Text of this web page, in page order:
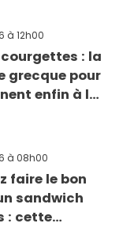
à 12h00
: la
grecque pour
enfin à la
à 08h00
faire le bon
sandwich
: cette